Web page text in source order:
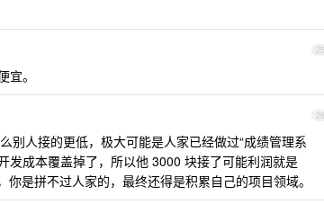
25
。
26
别人接的更低，极大可能是人家已经做过“成绩管理系
发成本覆盖掉了，所以他 3000 块接了可能利润就是
是拼不过人家的，最终还得是积累自己的项目领域。